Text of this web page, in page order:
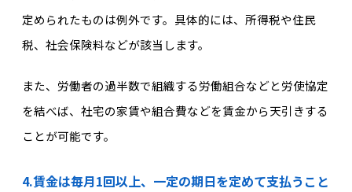
定められたものは例外です。具体的には、所得税や住民
税、社会保険料などが該当します。
また、労働者の過半数で組織する労働組合などと労使協定
を結べば、社宅の家賃や組合費などを賃金から天引きする
ことが可能です。
4.賃金は毎月1回以上、一定の期日を定めて支払うこと